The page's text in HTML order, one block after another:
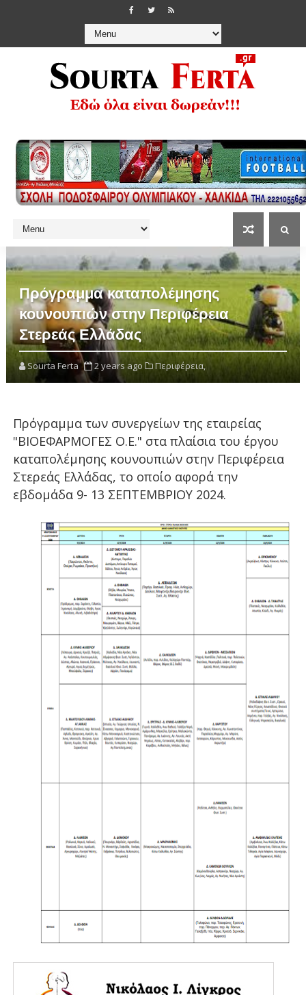
Πρόγραμμα καταπολέμησης
κουνουπιών στην Περιφέρεια
Στερεάς Ελλάδας
Sourta Ferta 2 years ago Περιφέρεια,
Πρόγραμμα των συνεργείων της εταιρείας
"ΒΙΟΕΦΑΡΜΟΓΕΣ Ο.Ε." στα πλαίσια του έργου
καταπολέμησης κουνουπιών στην Περιφέρεια
Στερεάς Ελλάδας, το οποίο αφορά την
εβδομάδα 9- 13 ΣΕΠΤΕΜΒΡΙΟΥ 2024.